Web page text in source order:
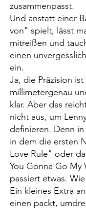
zusammenpasst.
Und anstatt einer
von" spielt, lässt
mitreißen und
einen
ein.
Ja, die Präzision ist
millimetergenau
klar. Aber das
nicht aus, um
definieren. Denn
in dem die ersten
Love Rule" oder
You Gonna Go My
passiert etwas.
Ein kleines Extra
einen packt,